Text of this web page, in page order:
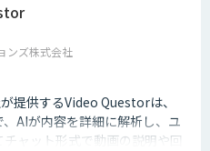
ンズ株式会社
提供するVideo Questorは、
AIが内容を詳細に解析し、ユ
チャット形式で動画の説明や回